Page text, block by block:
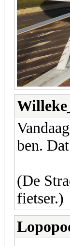
ben.
(De
fietser.)